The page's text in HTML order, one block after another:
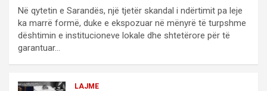
Në qytetin e Sarandës, një tjetër skandal i ndërtimit pa leje
ka marrë formë, duke e ekspozuar në mënyrë të turpshme
dështimin e institucioneve lokale dhe shtetërore për të
garantuar…
LAJME